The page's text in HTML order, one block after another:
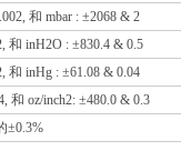
和 mbar : ±2068 & 2
和 inH2O : ±830.4 & 0.5
和 inHg : ±61.08 & 0.04
和 oz/inch2: ±480.0 & 0.3
±0.3%